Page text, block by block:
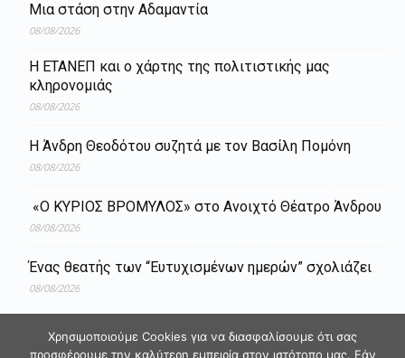
Μια στάση στην Αδαμαντία
08/08/2026
Η ΕΤΑΝΕΠ και ο χάρτης της πολιτιστικής μας
κληρονομιάς
08/08/2026
Η Άνδρη Θεοδότου συζητά με τον Βασίλη Πομόνη
08/08/2026
«Ο ΚΥΡΙΟΣ ΒΡΟΜΥΛΟΣ» στο Ανοιχτό Θέατρο Άνδρου
08/08/2026
Ένας θεατής των “Ευτυχισμένων ημερών” σχολιάζει
08/08/2026
Χρησιμοποιούμε Cookies για να διασφαλίσουμε ότι σας
προσφέρουμε την καλύτερη εμπειρία στον ιστότοπο μας. Εάν